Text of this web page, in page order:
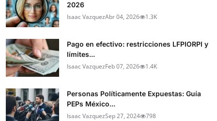
2026
Isaac VazquezAbr 04, 2026 1.3K
Pago en efectivo: restricciones LFPIORPI y
límites...
Isaac VazquezFeb 07, 2026 1.4K
Personas Políticamente Expuestas: Guía
PEPs México...
Isaac VazquezSep 27, 2024 798